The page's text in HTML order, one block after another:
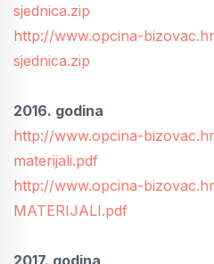
sjednica.zip
http://www.opcina-
sjednica.zip
2016. godina
http://www.opcina-
materijali.pdf
http://www.opcina-
MATERIJALI.pdf
2017. godina